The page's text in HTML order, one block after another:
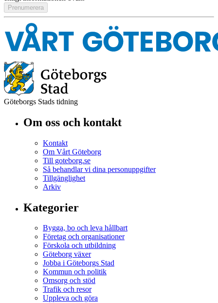
Göteborgs Stads tidning
Om oss och kontakt
Kontakt
Om Vårt Göteborg
Till goteborg.se
Så behandlar vi dina personuppgifter
Tillgänglighet
Arkiv
Kategorier
Bygga, bo och leva hållbart
Företag och organisationer
Förskola och utbildning
Göteborg växer
Jobba i Göteborgs Stad
Kommun och politik
Omsorg och stöd
Trafik och resor
Uppleva och göra